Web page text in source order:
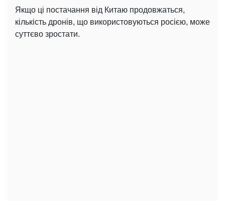
Якщо ці постачання від Китаю продовжаться,
кількість дронів, що використовуються росією, може
суттєво зростати.